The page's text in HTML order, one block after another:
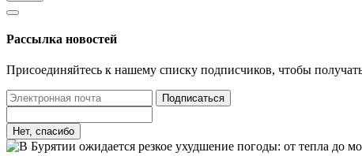
Рассылка новостей
Присоединяйтесь к нашему списку подписчиков, чтобы
Подписаться
Нет, спасибо